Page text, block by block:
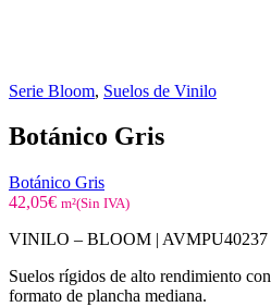
Serie Bloom, Suelos de Vinilo
Botánico Gris
Botánico Gris
42,05€ m²(Sin IVA)
VINILO – BLOOM | AVMPU40237
Suelos rígidos de alto rendimiento
formato de plancha mediana.